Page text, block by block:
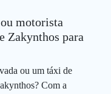
motorista
Zakynthos para
ou um táxi de
Com a